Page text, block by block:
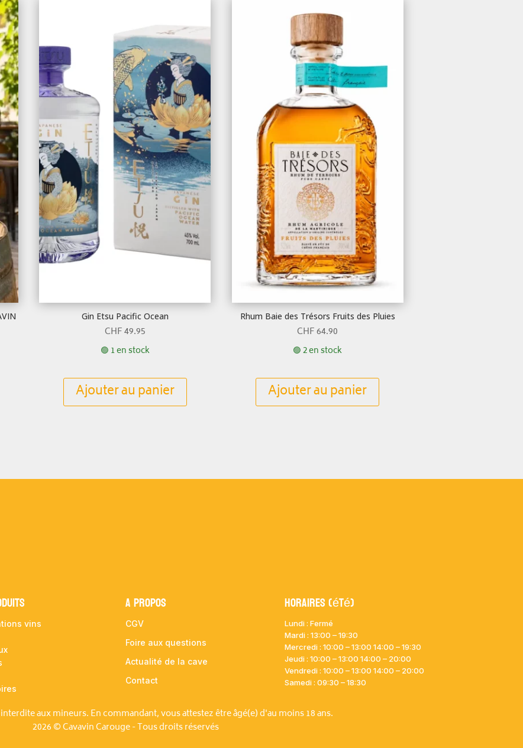
Gin Etsu Pacific Ocean
CHF49.95
🟢 1 en stock
Ajouter au panier
Rhum Baie des Trésors Fruits des Pluies
CHF64.90
🟢 2 en stock
Ajouter au panier
vins
A propos
CGV
Foire aux questions
Actualité de la cave
Contact
Horaires (été)
Lundi : Fermé
Mardi : 13:00 – 19:30
Mercredi : 10:00 – 13:00 14:00 – 19:30
Jeudi : 10:00 – 13:00 14:00 – 20:00
Vendredi : 10:00 – 13:00 14:00 – 20:00
Samedi : 09:30 – 18:30
aux mineurs. En commandant, vous attestez être âgé(e) d'au moins 18 ans.
2026 © Cavavin Carouge - Tous droits réservés